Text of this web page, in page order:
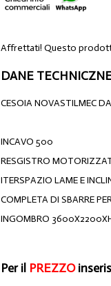
Affrettati! Questo
DANE
CESOIA NOVASTILMEC
INCAVO 500
RESGISTRO
ITERSPAZIO LAME E
COMPLETA DI SBARRE
INGOMBRO
Per il PREZZO